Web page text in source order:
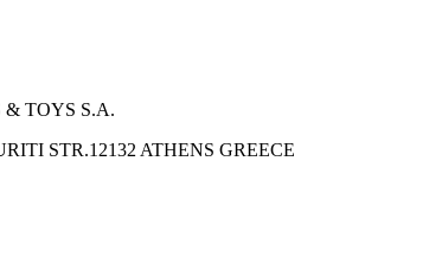
TOYS S.A.
STR.12132 ATHENS GREECE